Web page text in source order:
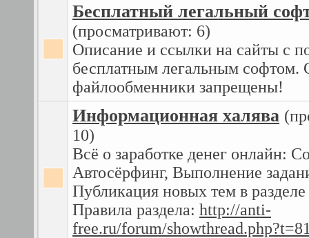
Бесплатный легальный
(просматривают: 6)
Описание и ссылки на сайты с
бесплатным легальным софтом.
файлообменники запрещены!
Информационная халява
10)
Всё о заработке денег онлайн:
Автосёрфинг, Выполнение
Публикация новых тем в разделе
Правила раздела: http://anti-
free.ru/forum/